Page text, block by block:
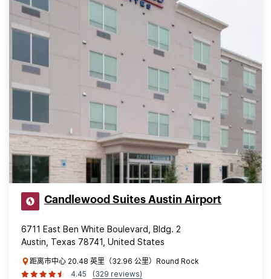
Candlewood Suites Austin Airport
6711 East Ben White Boulevard, Bldg. 2
Austin, Texas 78741, United States
距离市中心 20.48 英里（32.96 公里）Round Rock
4.45
(329 reviews)